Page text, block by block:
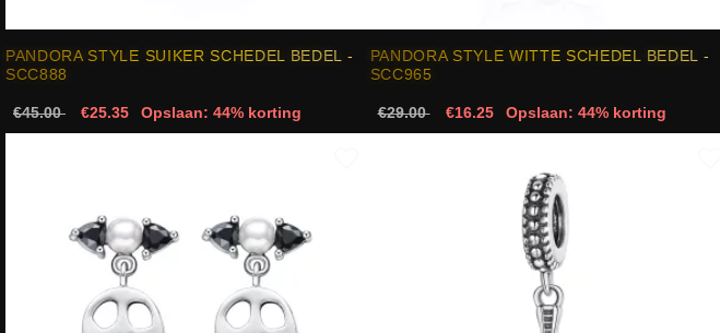
PANDORA STYLE SUIKER SCHEDEL BEDEL -
SCC888
€45.00 €25.35 Opslaan: 44% korting
PANDORA STYLE WITTE SCHEDEL BEDEL -
SCC965
€29.00 €16.25 Opslaan: 44% korting